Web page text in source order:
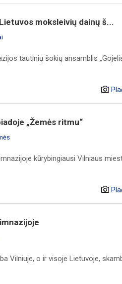
moksleivių dainų š...
tautinių šokių ansamblis
„Žemės ritmu“
kūrybingiausi Vilniaus
Vilniuje, o ir visoje Lietuvoje,